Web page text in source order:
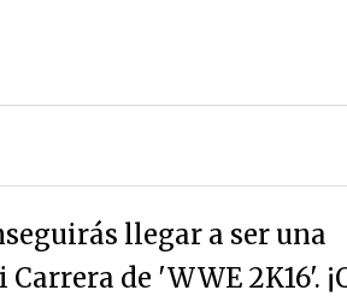
llegar a ser una
de 'WWE 2K16'.